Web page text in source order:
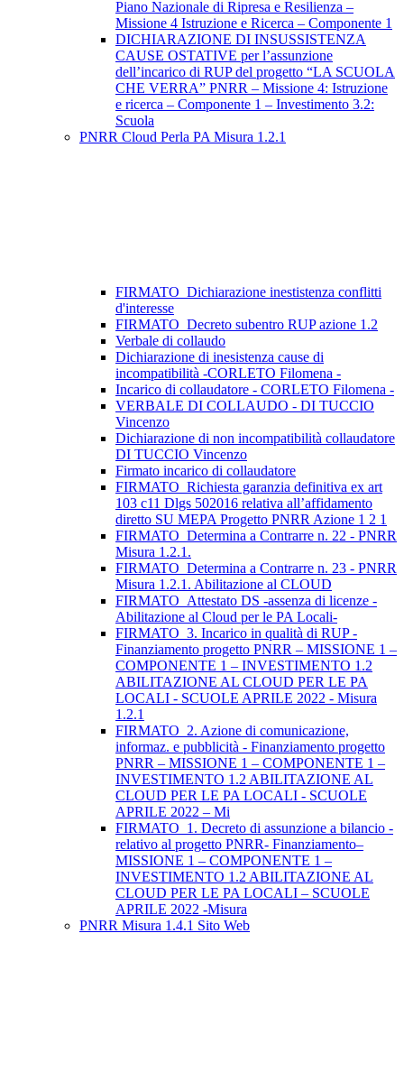
Piano Nazionale di Ripresa e Resilienza –
Missione 4 Istruzione e Ricerca – Componente 1
DICHIARAZIONE DI INSUSSISTENZA
CAUSE OSTATIVE per l’assunzione
dell’incarico di RUP del progetto “LA SCUOLA
CHE VERRA” PNRR – Missione 4: Istruzione
e ricerca – Componente 1 – Investimento 3.2:
Scuola
PNRR Cloud Perla PA Misura 1.2.1
FIRMATO_Dichiarazione inestistenza conflitti
d'interesse
FIRMATO_Decreto subentro RUP azione 1.2
Verbale di collaudo
Dichiarazione di inesistenza cause di
incompatibilità -CORLETO Filomena -
Incarico di collaudatore - CORLETO Filomena -
VERBALE DI COLLAUDO - DI TUCCIO
Vincenzo
Dichiarazione di non incompatibilità collaudatore
DI TUCCIO Vincenzo
Firmato incarico di collaudatore
FIRMATO_Richiesta garanzia definitiva ex art
103 c11 Dlgs 502016 relativa all’affidamento
diretto SU MEPA Progetto PNRR Azione 1 2 1
FIRMATO_Determina a Contrarre n. 22 - PNRR
Misura 1.2.1.
FIRMATO_Determina a Contrarre n. 23 - PNRR
Misura 1.2.1. Abilitazione al CLOUD
FIRMATO_Attestato DS -assenza di licenze -
Abilitazione al Cloud per le PA Locali-
FIRMATO_3. Incarico in qualità di RUP -
Finanziamento progetto PNRR – MISSIONE 1 –
COMPONENTE 1 – INVESTIMENTO 1.2
ABILITAZIONE AL CLOUD PER LE PA
LOCALI - SCUOLE APRILE 2022 - Misura
1.2.1
FIRMATO_2. Azione di comunicazione,
informaz. e pubblicità - Finanziamento progetto
PNRR – MISSIONE 1 – COMPONENTE 1 –
INVESTIMENTO 1.2 ABILITAZIONE AL
CLOUD PER LE PA LOCALI - SCUOLE
APRILE 2022 – Mi
FIRMATO_1. Decreto di assunzione a bilancio -
relativo al progetto PNRR- Finanziamento–
MISSIONE 1 – COMPONENTE 1 –
INVESTIMENTO 1.2 ABILITAZIONE AL
CLOUD PER LE PA LOCALI – SCUOLE
APRILE 2022 -Misura
PNRR Misura 1.4.1 Sito Web